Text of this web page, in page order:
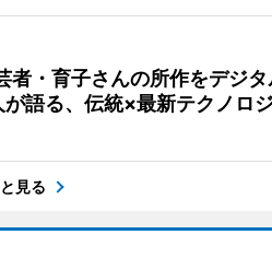
者・育子さんの所作をデジ
語る、伝統×最新テクノロ
見る